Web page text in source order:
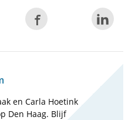
en Carla Hoetink
Den Haag. Blijf